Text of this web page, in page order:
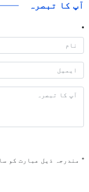
آپ کا تبصرہ
* مندرجہ ذیل عبارت کو